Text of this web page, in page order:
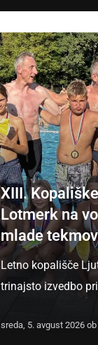
XIII.
Lotmerk na
mlade
Letno kopališče
trinajsto izvedbo
sreda, 5. avgust 2026